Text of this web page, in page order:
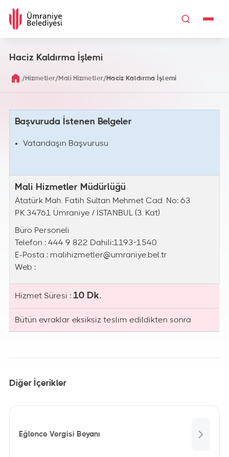
Haciz Kaldırma İşlemi
/Hizmetler/Mali Hizmetler/Haciz Kaldırma İşlemi
Başvuruda İstenen Belgeler
Vatandaşın Başvurusu
Mali Hizmetler Müdürlüğü
Atatürk Mah. Fatih Sultan Mehmet Cad. No: 63
PK.34761 Ümraniye / İSTANBUL (3. Kat)
Büro Personeli
Telefon : 444 9 822 Dahili:1193-1540
E-Posta : malihizmetler@umraniye.bel.tr
Web :
Hizmet Süresi : 10 Dk.
Bütün evraklar eksiksiz teslim edildikten sonra
Diğer İçerikler
Eğlence Vergisi Beyanı